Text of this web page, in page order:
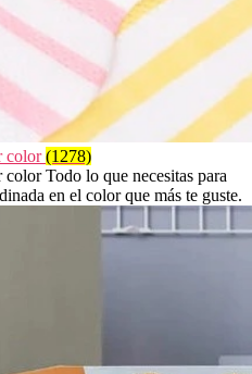
color(1278)
color Todo lo que necesitas para
en el color que más te guste.